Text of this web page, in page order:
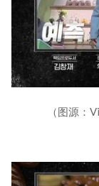
（图源：